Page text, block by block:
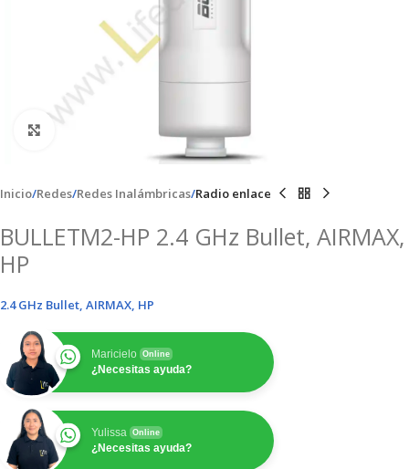
Inicio Redes Redes Inalámbricas Radio enlace
BULLETM2-HP 2.4 GHz Bullet, AIRMAX,
HP
2.4 GHz Bullet, AIRMAX, HP
Maricielo Online
¿Necesitas ayuda?
Yulissa Online
¿Necesitas ayuda?